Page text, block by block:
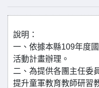
說明：
一、依據本縣109年度
活動計畫辦理。
二、為提供各團主任委
提升童軍教育教師研習